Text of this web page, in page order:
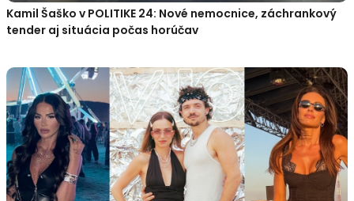
Kamil Šaško v POLITIKE 24: Nové nemocnice, záchrankový
tender aj situácia počas horúčav